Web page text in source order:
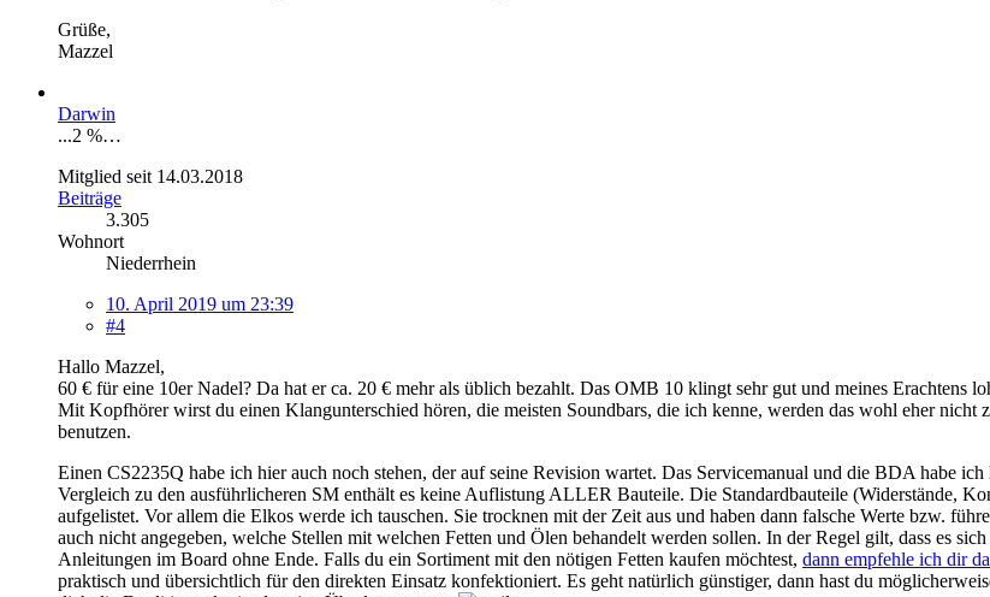
Grüße,
Mazzel
Darwin
...2 %…
Mitglied seit 14.03.2018
Beiträge
3.305
Wohnort
Niederrhein
10. April 2019 um 23:39
#4
Hallo Mazzel,
60 € für eine 10er Nadel? Da hat er ca. 20 € mehr als üblich bezahlt. Das OMB 10 klingt sehr gut und meines Erachtens
Mit Kopfhörer wirst du einen Klangunterschied hören, die meisten Soundbars, die ich kenne, werden das wohl eher
benutzen.
Einen CS2235Q habe ich hier auch noch stehen, der auf seine Revision wartet. Das Servicemanual und die BDA habe
Vergleich zu den ausführlicheren SM enthält es keine Auflistung ALLER Bauteile. Die Standardbauteile (Widerstände,
aufgelistet. Vor allem die Elkos werde ich tauschen. Sie trocknen mit der Zeit aus und haben dann falsche Werte bzw.
auch nicht angegeben, welche Stellen mit welchen Fetten und Ölen behandelt werden sollen. In der Regel gilt, dass es
Anleitungen im Board ohne Ende. Falls du ein Sortiment mit den nötigen Fetten kaufen möchtest, dann empfehle ich dir
praktisch und übersichtlich für den direkten Einsatz konfektioniert. Es geht natürlich günstiger, dann hast du